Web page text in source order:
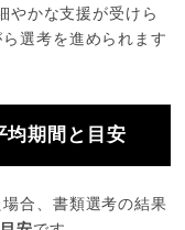
やかな支援が受けら
選考を進められます
均期間と目安
合、書類選考の結果